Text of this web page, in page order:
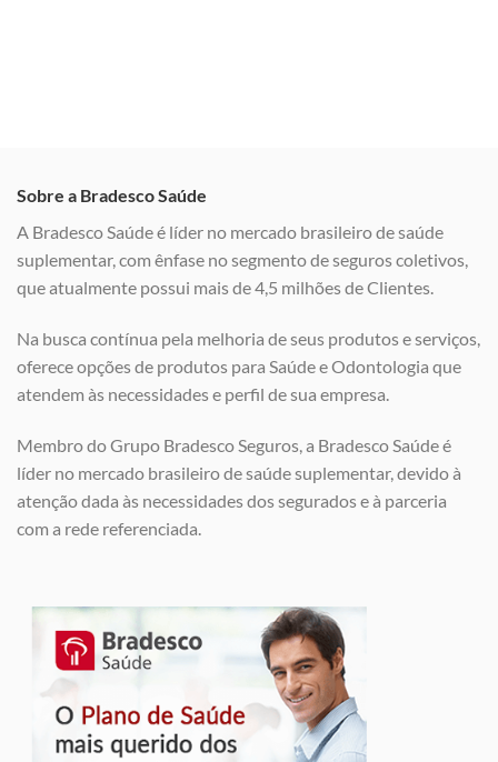
Sobre a Bradesco Saúde
A Bradesco Saúde é líder no mercado brasileiro de saúde
suplementar, com ênfase no segmento de seguros coletivos,
que atualmente possui mais de 4,5 milhões de Clientes.
Na busca contínua pela melhoria de seus produtos e serviços,
oferece opções de produtos para Saúde e Odontologia que
atendem às necessidades e perfil de sua empresa.
Membro do Grupo Bradesco Seguros, a Bradesco Saúde é
líder no mercado brasileiro de saúde suplementar, devido à
atenção dada às necessidades dos segurados e à parceria
com a rede referenciada.